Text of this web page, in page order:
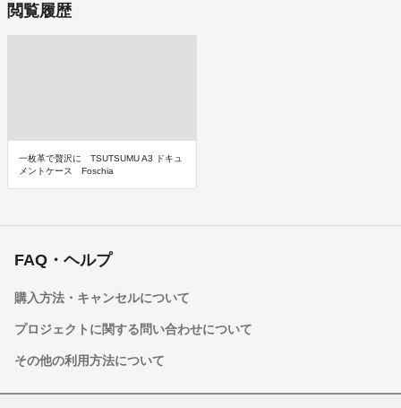
閲覧履歴
一枚革で贅沢に TSUTSUMU A3 ドキュ
メントケース Foschia
FAQ・ヘルプ
購入方法・キャンセルについて
プロジェクトに関する問い合わせについて
その他の利用方法について